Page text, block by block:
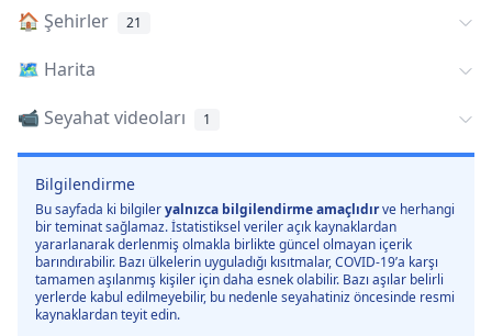
🏠 Şehirler 21
🗺️ Harita
📹 Seyahat videoları
1
Bilgilendirme
Bu sayfada ki bilgileryalnızca bilgilendirme amaçlıdırve herhangi
bir teminat sağlamaz. İstatistiksel veriler açık kaynaklardan
yararlanarak derlenmiş olmakla birlikte güncel olmayan içerik
barındırabilir. Bazı ülkelerin uyguladığı kısıtmalar, COVID-19’a karşı
tamamen aşılanmış kişiler için daha esnek olabilir. Bazı aşılar belirli
yerlerde kabul edilmeyebilir, bu nedenle seyahatiniz öncesinde resmi
kaynaklardan teyit edin.